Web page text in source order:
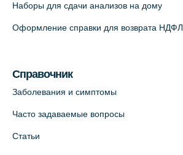
Наборы для сдачи анализов на дому
Оформление справки для возврата НДФЛ
Справочник
Заболевания и симптомы
Часто задаваемые вопросы
Статьи